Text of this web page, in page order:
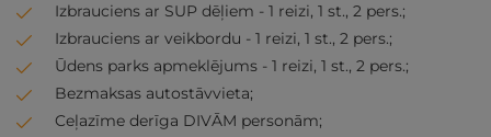
Izbrauciens ar SUP dēļiem - 1 reizi, 1 st., 2 pers.;
Izbrauciens ar veikbordu - 1 reizi, 1 st., 2 pers.;
Ūdens parks apmeklējums - 1 reizi, 1 st., 2 pers.;
Bezmaksas autostāvvieta;
Ceļazīme derīga DIVĀM personām;